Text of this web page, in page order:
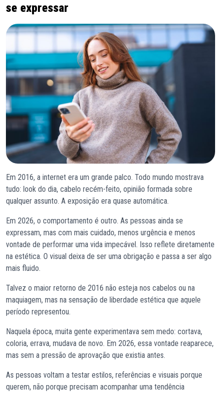
se expressar
Em 2016, a internet era um grande palco. Todo mundo mostrava
tudo: look do dia, cabelo recém-feito, opinião formada sobre
qualquer assunto. A exposição era quase automática.
Em 2026, o comportamento é outro. As pessoas ainda se
expressam, mas com mais cuidado, menos urgência e menos
vontade de performar uma vida impecável. Isso reflete diretamente
na estética. O visual deixa de ser uma obrigação e passa a ser algo
mais fluido.
Talvez o maior retorno de 2016 não esteja nos cabelos ou na
maquiagem, mas na sensação de liberdade estética que aquele
período representou.
Naquela época, muita gente experimentava sem medo: cortava,
coloria, errava, mudava de novo. Em 2026, essa vontade reaparece,
mas sem a pressão de aprovação que existia antes.
As pessoas voltam a testar estilos, referências e visuais porque
querem, não porque precisam acompanhar uma tendência